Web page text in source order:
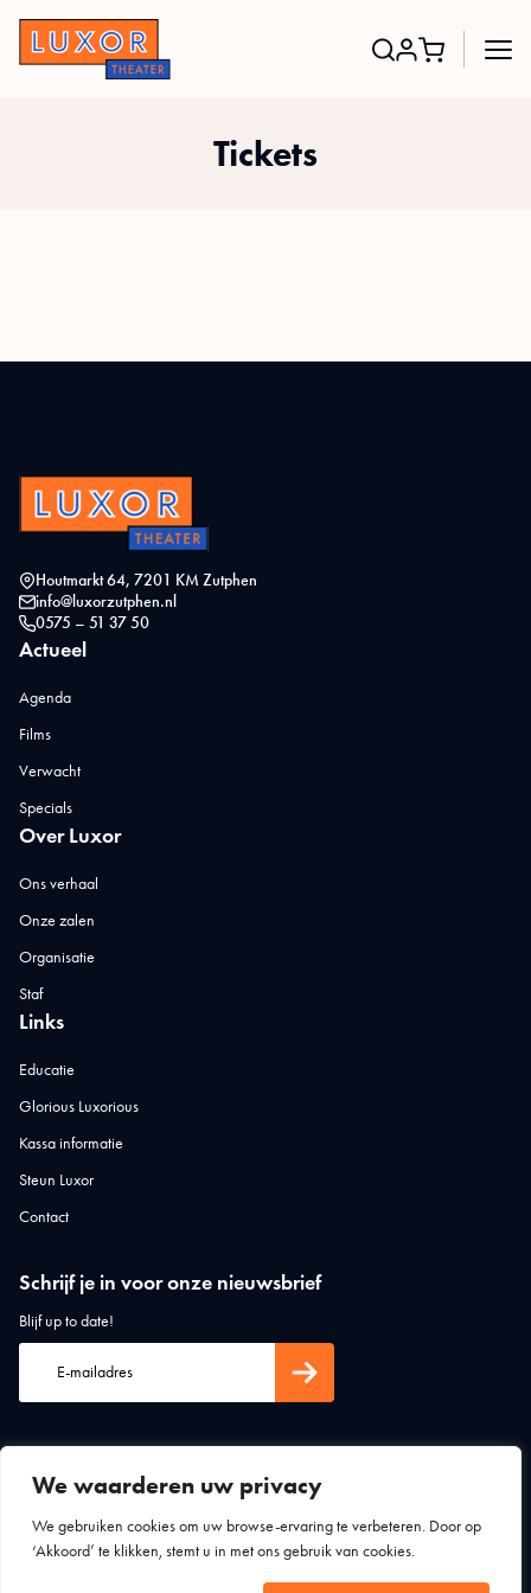
We waarderen uw privacy
We gebruiken cookies om uw browse-ervaring te verbeteren. Door op
‘Akkoord’ te klikken, stemt u in met ons gebruik van cookies.
Tickets
Houtmarkt 64, 7201 KM Zutphen
info@luxorzutphen.nl
0575 – 51 37 50
Actueel
Agenda
Films
Verwacht
Specials
Over Luxor
Ons verhaal
Onze zalen
Organisatie
Staf
Links
Educatie
Glorious Luxorious
Kassa informatie
Steun Luxor
Contact
Schrijf je in voor onze nieuwsbrief
Blijf up to date!
Algemene voorwaardenPrivacy statement